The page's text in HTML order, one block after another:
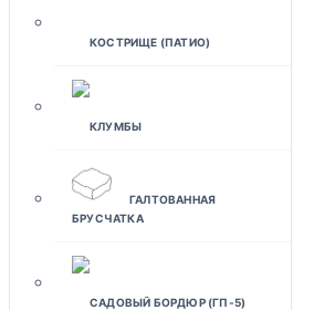
КОСТРИЩЕ (ПАТИО)
КЛУМБЫ
ГАЛТОВАННАЯ
БРУСЧАТКА
САДОВЫЙ БОРДЮР (ГП-5)